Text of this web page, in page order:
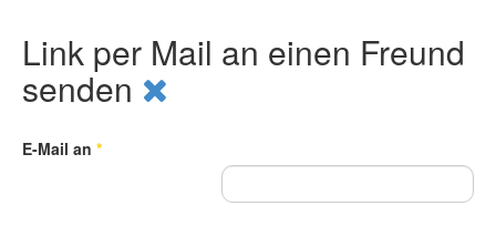
Link per Mail an einen Freund
senden
E-Mail an *